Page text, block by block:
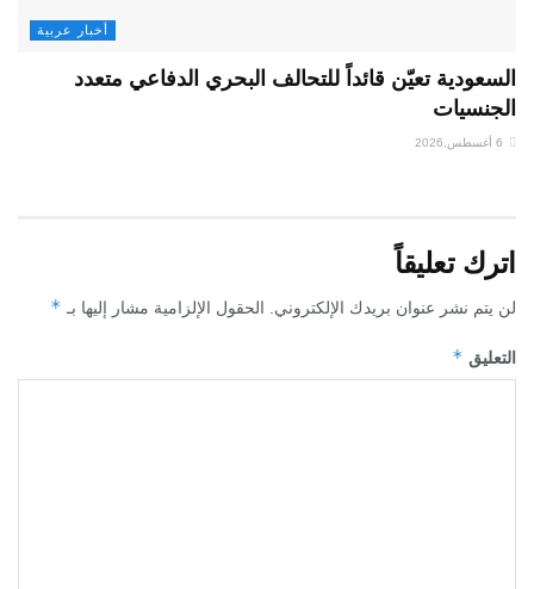
أخبار عربية
السعودية تعيّن قائداً للتحالف البحري الدفاعي متعدد
الجنسيات
اترك تعليقاً
لن يتم نشر عنوان بريدك الإلكتروني. الحقول الإلزامية مشار إليها بـ *
التعليق *